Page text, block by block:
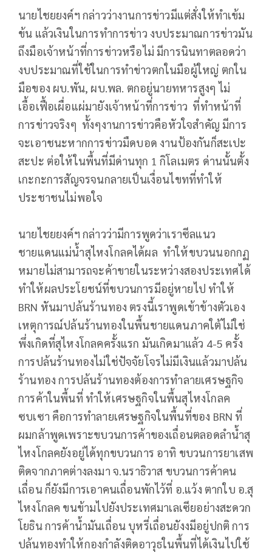
นายไชยยงค์ฯ กล่าวว่างานการข่าวมีแต่สั่งให้ทำเข้ม
ข้น แล้วเงินในการทำการข่าว งบประมาณการข่าวมัน
ถึงมือเจ้าหน้าที่การข่าวหรือไม่ มีการนินทาตลอดว่า
งบประมาณที่ใช้ในการทำข่าวตกในมือผู้ใหญ่ ตกใน
มือของ ผบ.พัน, ผบ.พล. ตกอยู่นายทหารสูงๆ ไม่
เอื้อเฟื้อเผื่อแผ่มายังเจ้าหน้าที่การข่าว ที่ทำหน้าที่
การข่าวจริงๆ ทั้งๆงานการข่าวคือหัวใจสำคัญ มีการ
จะเอาชนะหากการข่าวมืดบอด งานป้องกันก็สะเปะ
สะปะ ต่อให้ในพื้นที่มีด่านทุก 1 กิโลเมตร ด่านนั้นตั้ง
เกะกะการสัญจรจนกลายเป็นเงื่อนไขทที่ทำให้
ประชาชนไม่พอใจ
นายไชยยงค์ฯ กล่าวว่ามีการพูดว่าเราซีลแนว
ชายแดนแม่น้ำสุไหงโกลคได้ผล ทำให้ขบวนนอกกฏ
หมายไม่สามารถจะค้าขายในระหว่างสองประเทศได้
ทำให้ผลประโยชน์ที่ขบวนการมีอยู่หายไป ทำให้
BRN หันมาปล้นร้านทอง ตรงนี้เราพูดเข้าข้างตัวเอง
เหตุการณ์ปล้นร้านทองในพื้นชายแดนภาคใต้ไม่ใช่
พึ่งเกิดที่สุไหงโกลคครั้งแรก มันเกิดมาแล้ว 4-5 ครั้ง
การปล้นร้านทองไม่ใช่ปัจจัยโจรไม่มีเงินแล้วมาปล้น
ร้านทอง การปล้นร้านทองต้องการทำลายเศรษฐกิจ
การค้าในพื้นที่ ทำให้เศรษฐกิจในพื้นสุไหงโกลค
ซบเซา คือการทำลายเศรษฐกิจในพื้นที่ของ BRN ที่
ผมกล้าพูดเพราะขบวนการค้าของเถื่อนตลอดลำน้ำสุ
ไหงโกลคยังอยู่ได้ทุกขบวนการ อาทิ ขบวนการยาเสพ
ติดจากภาคต่างลงมา จ.นราธิวาส ขบวนการค้าคน
เถื่อน ก็ยังมีการเอาคนเถื่อนพักไว้ที่ อ.แว้ง ตากใบ อ.สุ
ไหงโกลค ขนข้ามไปยังประเทศมาเลเซียอย่างสะดวก
โยธิน การค้าน้ำมันเถื่อน บุหรี่เถื่อนยังงมีอยู่ปกติ การ
ปล้นทองทำให้กองกำลังติดอาวุธในพื้นที่ได้เงินไปใช้